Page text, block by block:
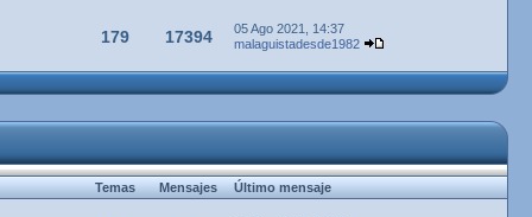
179 17394
05 Ago 2021, 14:37
malaguistadesde1982
TemasMensajesÚltimo mensaje